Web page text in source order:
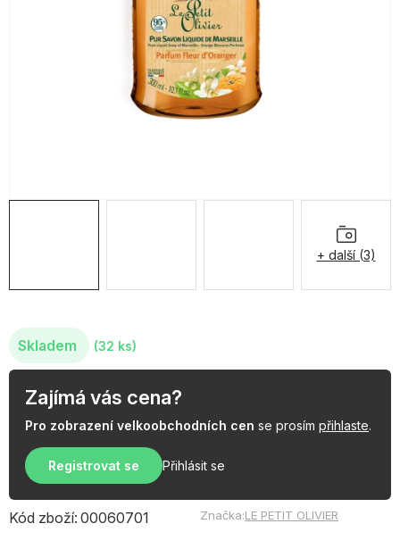
PODLE TYPU PROVOZU
Skladem (32 ks)
Zajímá vás cena?
Pro zobrazení velkoobchodních cen se prosím přihlaste.
Registrovat se Přihlásit se
Kód zboží: 00060701 Značka:LE PETIT OLIVIER
+ další (3)